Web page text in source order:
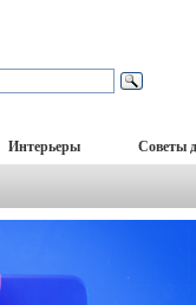
Интерьеры Советы